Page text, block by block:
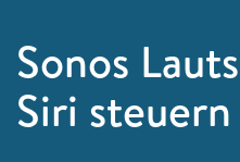
Sonos
Siri steuern